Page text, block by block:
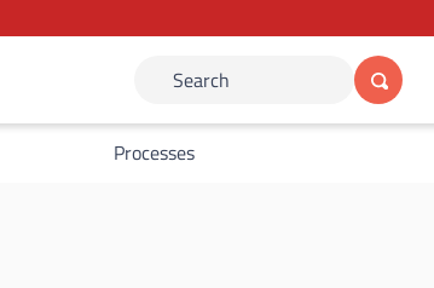
Search
Processes